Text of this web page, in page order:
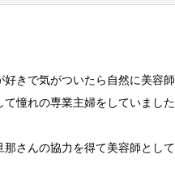
きで気がついたら自然に美容師
憧れの専業主婦をしていました
さんの協力を得て美容師として